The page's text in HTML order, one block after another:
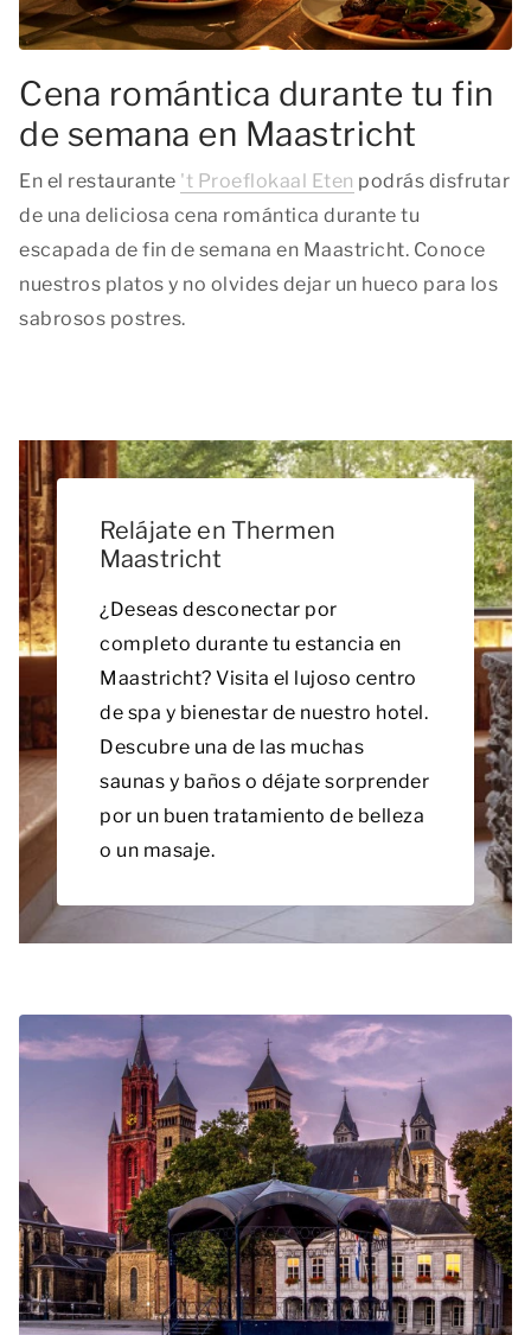
Cena romántica durante tu fin
de semana en Maastricht
En el restaurante 't Proeflokaal Eten podrás disfrutar
de una deliciosa cena romántica durante tu
escapada de fin de semana en Maastricht. Conoce
nuestros platos y no olvides dejar un hueco para los
sabrosos postres.
Relájate en Thermen
Maastricht
¿Deseas desconectar por
completo durante tu estancia en
Maastricht? Visita el lujoso centro
de spa y bienestar de nuestro hotel.
Descubre una de las muchas
saunas y baños o déjate sorprender
por un buen tratamiento de belleza
o un masaje.